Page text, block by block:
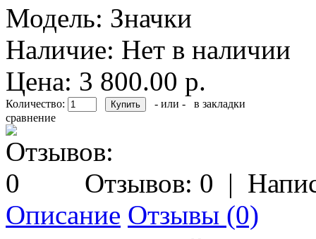
Модель: Значки
Наличие: Нет в наличии
Цена: 3 800.00 р.
Количество: - или -
в закладки
сравнение
Отзывов: 0 |
Описание Отзывы (0)